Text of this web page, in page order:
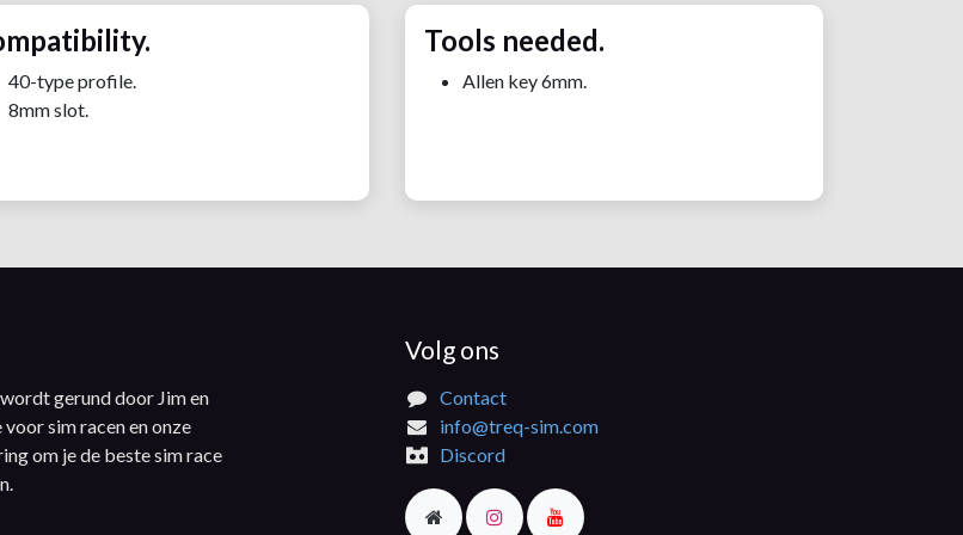
40-type profile.
8mm slot.
Tools needed.
Allen key 6mm.
gerund door Jim en
sim racen en onze
om je de beste sim race
Volg ons
Contact
info@treq-sim.com
Discord